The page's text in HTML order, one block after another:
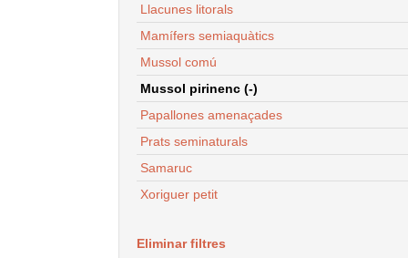
Llacunes litorals
Mamífers semiaquàtics
Mussol comú
Mussol pirinenc (-)
Papallones amenaçades
Prats seminaturals
Samaruc
Xoriguer petit
Eliminar filtres